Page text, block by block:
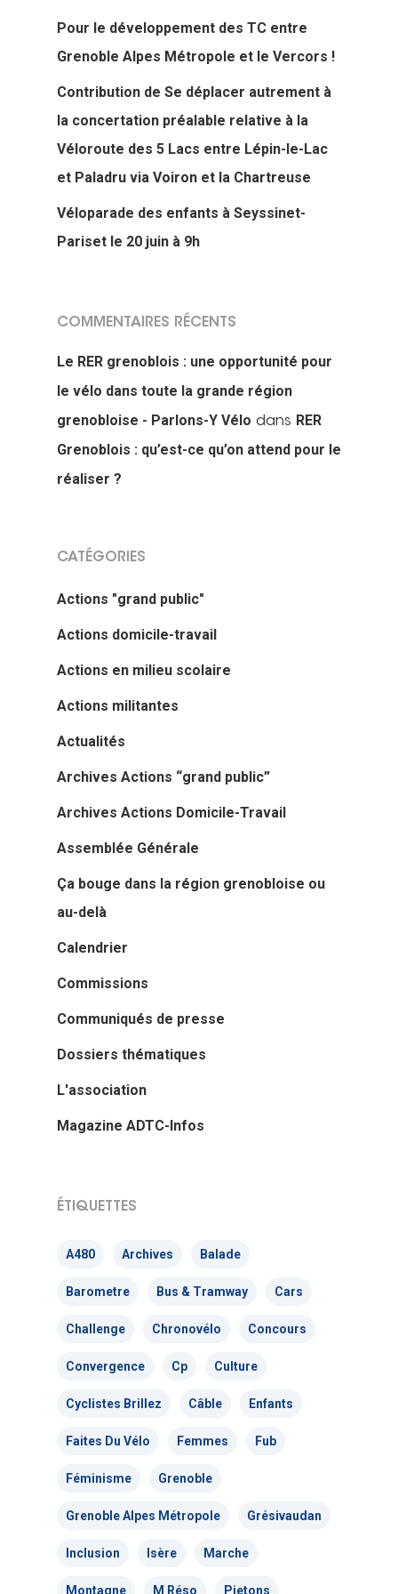
Pour le développement des TC entre
Grenoble Alpes Métropole et le Vercors !
Contribution de Se déplacer autrement à
la concertation préalable relative à la
Véloroute des 5 Lacs entre Lépin-le-Lac
et Paladru via Voiron et la Chartreuse
Véloparade des enfants à Seyssinet-
Pariset le 20 juin à 9h
COMMENTAIRES RÉCENTS
Le RER grenoblois : une opportunité pour
le vélo dans toute la grande région
grenobloise - Parlons-Y Vélo dans RER
Grenoblois : qu’est-ce qu’on attend pour le
réaliser ?
CATÉGORIES
Actions "grand public"
Actions domicile-travail
Actions en milieu scolaire
Actions militantes
Actualités
Archives Actions “grand public”
Archives Actions Domicile-Travail
Assemblée Générale
Ça bouge dans la région grenobloise ou
au-delà
Calendrier
Commissions
Communiqués de presse
Dossiers thématiques
L'association
Magazine ADTC-Infos
ÉTIQUETTES
A480 Archives Balade
Barometre Bus & Tramway Cars
Challenge Chronovélo Concours
Convergence Cp Culture
Cyclistes Brillez Câble Enfants
Faites Du Vélo Femmes Fub
Féminisme Grenoble
Grenoble Alpes Métropole Grésivaudan
Inclusion Isère Marche
Montagne M Réso Pietons
Actualités
Nous faire
intervenir
Vélo Égaux : Favoriser
Nos